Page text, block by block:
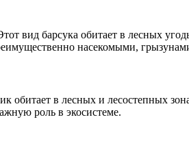
вид барсука обитает в лесных
насекомыми,
в лесных и лесостепных
роль в экосистеме.